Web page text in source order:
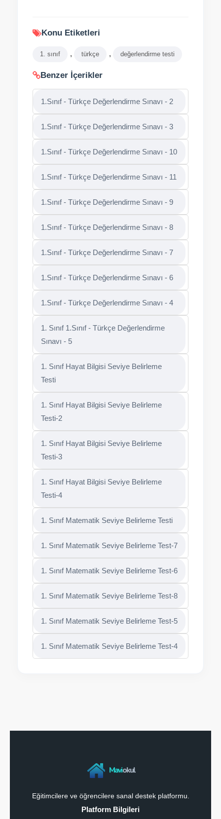
Konu Etiketleri
1. sınıf , türkçe , değerlendirme testi
Benzer İçerikler
1.Sınıf - Türkçe Değerlendirme Sınavı - 2
1.Sınıf - Türkçe Değerlendirme Sınavı - 3
1.Sınıf - Türkçe Değerlendirme Sınavı - 10
1.Sınıf - Türkçe Değerlendirme Sınavı - 11
1.Sınıf - Türkçe Değerlendirme Sınavı - 9
1.Sınıf - Türkçe Değerlendirme Sınavı - 8
1.Sınıf - Türkçe Değerlendirme Sınavı - 7
1.Sınıf - Türkçe Değerlendirme Sınavı - 6
1.Sınıf - Türkçe Değerlendirme Sınavı - 4
1. Sınıf 1.Sınıf - Türkçe Değerlendirme
Sınavı - 5
1. Sınıf Hayat Bilgisi Seviye Belirleme
Testi
1. Sınıf Hayat Bilgisi Seviye Belirleme
Testi-2
1. Sınıf Hayat Bilgisi Seviye Belirleme
Testi-3
1. Sınıf Hayat Bilgisi Seviye Belirleme
Testi-4
1. Sınıf Matematik Seviye Belirleme Testi
1. Sınıf Matematik Seviye Belirleme Test-7
1. Sınıf Matematik Seviye Belirleme Test-6
1. Sınıf Matematik Seviye Belirleme Test-8
1. Sınıf Matematik Seviye Belirleme Test-5
1. Sınıf Matematik Seviye Belirleme Test-4
Maviokul
Eğitimcilere ve öğrencilere sanal destek platformu.
Platform Bilgileri